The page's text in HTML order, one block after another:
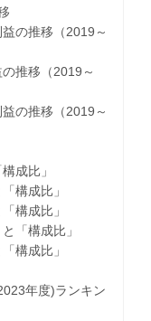
の推移（2019～
推移（2019～
の推移（2019～
成比」
構成比」
構成比」
「構成比」
構成比」
年度)ランキン